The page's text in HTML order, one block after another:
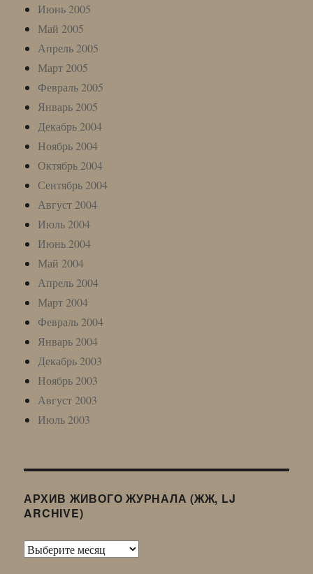
Июнь 2005
Май 2005
Апрель 2005
Март 2005
Февраль 2005
Январь 2005
Декабрь 2004
Ноябрь 2004
Октябрь 2004
Сентябрь 2004
Август 2004
Июль 2004
Июнь 2004
Май 2004
Апрель 2004
Март 2004
Февраль 2004
Январь 2004
Декабрь 2003
Ноябрь 2003
Август 2003
Июль 2003
АРХИВ ЖИВОГО ЖУРНАЛА (ЖЖ, LJ
ARCHIVE)
Архив